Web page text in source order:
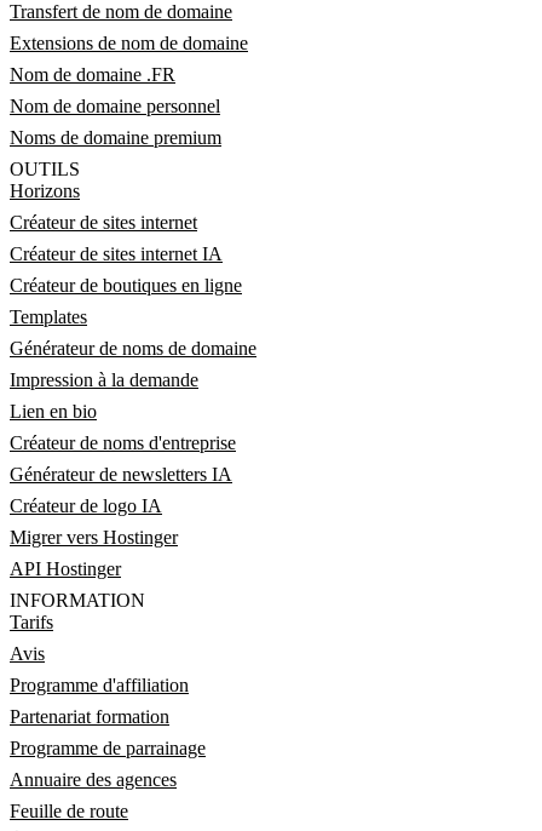
Transfert de nom de domaine
Extensions de nom de domaine
Nom de domaine .FR
Nom de domaine personnel
Noms de domaine premium
OUTILS
Horizons
Créateur de sites internet
Créateur de sites internet IA
Créateur de boutiques en ligne
Templates
Générateur de noms de domaine
Impression à la demande
Lien en bio
Créateur de noms d'entreprise
Générateur de newsletters IA
Créateur de logo IA
Migrer vers Hostinger
API Hostinger
INFORMATION
Tarifs
Avis
Programme d'affiliation
Partenariat formation
Programme de parrainage
Annuaire des agences
Feuille de route